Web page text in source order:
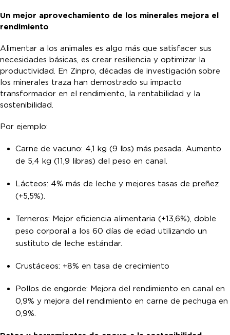
Un mejor aprovechamiento de los minerales mejora el
rendimiento
Alimentar a los animales es algo más que satisfacer sus
necesidades básicas, es crear resiliencia y optimizar la
productividad. En Zinpro, décadas de investigación sobre
los minerales traza han demostrado su impacto
transformador en el rendimiento, la rentabilidad y la
sostenibilidad.
Por ejemplo:
Carne de vacuno: 4,1 kg (9 lbs) más pesada. Aumento
de 5,4 kg (11,9 libras) del peso en canal.
Lácteos: 4% más de leche y mejores tasas de preñez
(+5,5%).
Terneros: Mejor eficiencia alimentaria (+13,6%), doble
peso corporal a los 60 días de edad utilizando un
sustituto de leche estándar.
Crustáceos: +8% en tasa de crecimiento
Pollos de engorde: Mejora del rendimiento en canal en
0,9% y mejora del rendimiento en carne de pechuga en
0,9%.